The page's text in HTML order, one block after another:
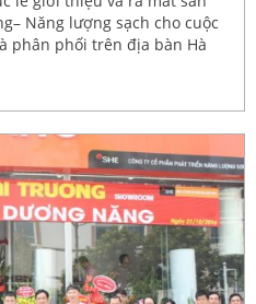
Năng lượng sạch cho cuộc
phân phối trên địa bàn Hà